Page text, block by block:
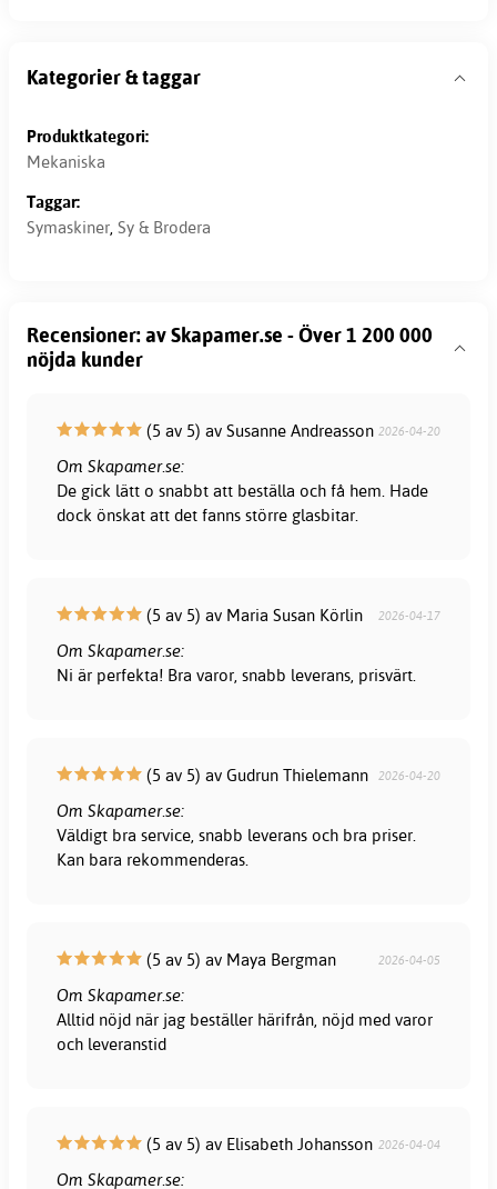
Kategorier & taggar
Produktkategori:
Mekaniska
Taggar:
Symaskiner, Sy & Brodera
Recensioner: av Skapamer.se - Över 1 200 000
nöjda kunder
(5 av 5) av Susanne Andreasson 2026-04-20
Om Skapamer.se:
De gick lätt o snabbt att beställa och få hem. Hade
dock önskat att det fanns större glasbitar.
(5 av 5) av Maria Susan Körlin 2026-04-17
Om Skapamer.se:
Ni är perfekta! Bra varor, snabb leverans, prisvärt.
(5 av 5) av Gudrun Thielemann 2026-04-20
Om Skapamer.se:
Väldigt bra service, snabb leverans och bra priser.
Kan bara rekommenderas.
(5 av 5) av Maya Bergman 2026-04-05
Om Skapamer.se:
Alltid nöjd när jag beställer härifrån, nöjd med varor
och leveranstid
(5 av 5) av Elisabeth Johansson 2026-04-04
Om Skapamer.se: